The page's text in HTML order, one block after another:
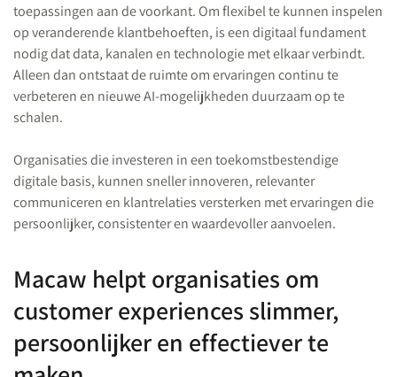
toepassingen aan de voorkant. Om flexibel te kunnen inspelen
op veranderende klantbehoeften, is een digitaal fundament
nodig dat data, kanalen en technologie met elkaar verbindt.
Alleen dan ontstaat de ruimte om ervaringen continu te
verbeteren en nieuwe AI-mogelijkheden duurzaam op te
schalen.
Organisaties die investeren in een toekomstbestendige
digitale basis, kunnen sneller innoveren, relevanter
communiceren en klantrelaties versterken met ervaringen die
persoonlijker, consistenter en waardevoller aanvoelen.
Macaw helpt organisaties om
customer experiences slimmer,
persoonlijker en effectiever te